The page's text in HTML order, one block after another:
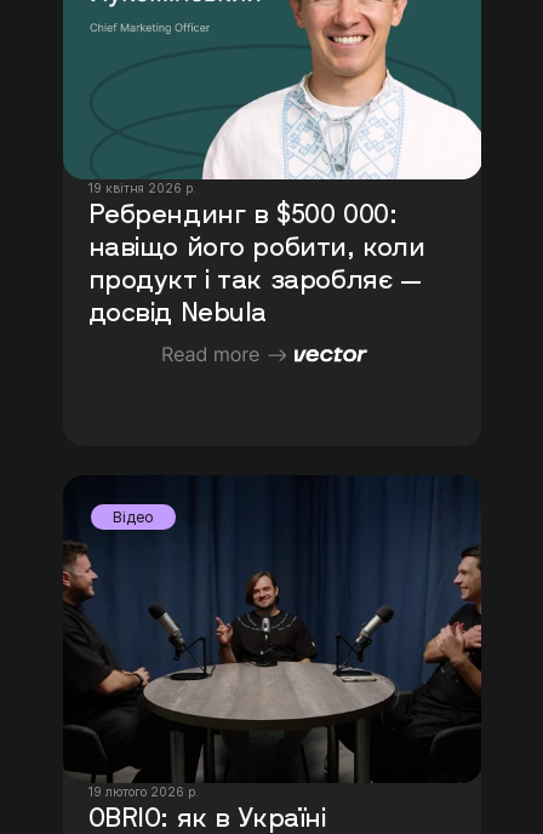
19 квітня 2026 р.
Ребрендинг в $500 000:
навіщо його робити, коли
продукт і так заробляє —
досвід Nebula
Відео
19 лютого 2026 р.
OBRIO: як в Україні